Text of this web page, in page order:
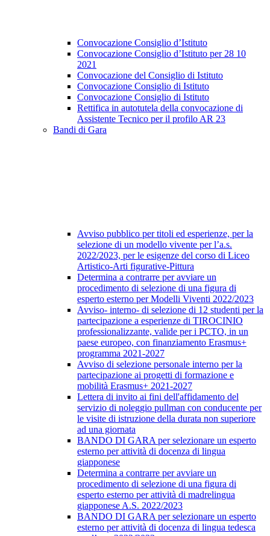
Convocazione Consiglio d’Istituto
Convocazione Consiglio d’Istituto per 28 10
2021
Convocazione del Consiglio di Istituto
Convocazione Consiglio di Istituto
Convocazione Consiglio di Istituto
Rettifica in autotutela della convocazione di
Assistente Tecnico per il profilo AR 23
Bandi di Gara
Avviso pubblico per titoli ed esperienze, per la
selezione di un modello vivente per l’a.s.
2022/2023, per le esigenze del corso di Liceo
Artistico-Arti figurative-Pittura
Determina a contrarre per avviare un
procedimento di selezione di una figura di
esperto esterno per Modelli Viventi 2022/2023
Avviso- interno- di selezione di 12 studenti per la
partecipazione a esperienze di TIROCINIO
professionalizzante, valide per i PCTO, in un
paese europeo, con finanziamento Erasmus+
programma 2021-2027
Avviso di selezione personale interno per la
partecipazione ai progetti di formazione e
mobilità Erasmus+ 2021-2027
Lettera di invito ai fini dell'affidamento del
servizio di noleggio pullman con conducente per
le visite di istruzione della durata non superiore
ad una giornata
BANDO DI GARA per selezionare un esperto
esterno per attività di docenza di lingua
giapponese
Determina a contrarre per avviare un
procedimento di selezione di una figura di
esperto esterno per attività di madrelingua
giapponese A.S. 2022/2023
BANDO DI GARA per selezionare un esperto
esterno per attività di docenza di lingua tedesca